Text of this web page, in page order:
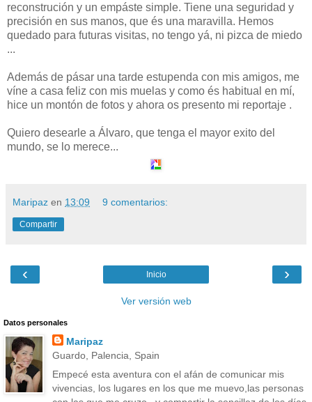
reconstrución y un empáste simple. Tiene una seguridad y
precisión en sus manos, que és una maravilla. Hemos
quedado para futuras visitas, no tengo yá, ni pizca de miedo
...
Además de pásar una tarde estupenda con mis amigos, me
víne a casa feliz con mis muelas y como és habitual en mí,
hice un montón de fotos y ahora os presento mi reportaje .
Quiero desearle a Álvaro, que tenga el mayor exito del
mundo, se lo merece...
Maripaz en 13:09 9 comentarios:
Compartir
‹ ›
Inicio
Ver versión web
Datos personales
Maripaz
Guardo, Palencia, Spain
Empecé esta aventura con el afán de comunicar mis
vivencias, los lugares en los que me muevo,las personas